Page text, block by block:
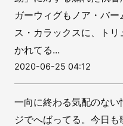
ガーウィグもノア・バ
ス・カラックスに、ト
かれてる...
2020-06-25 04:12
一向に終わる気配のない
ジでへばってる。今日